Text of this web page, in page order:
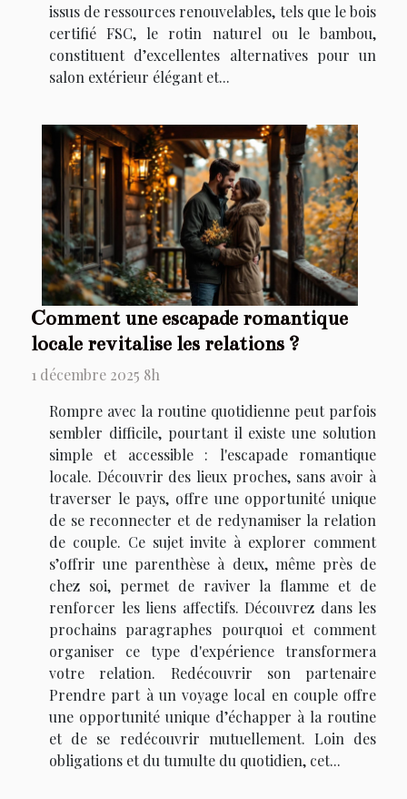
issus de ressources renouvelables, tels que le bois
certifié FSC, le rotin naturel ou le bambou,
constituent d’excellentes alternatives pour un
salon extérieur élégant et...
Comment une escapade romantique
locale revitalise les relations ?
1 décembre 2025 8h
Rompre avec la routine quotidienne peut parfois
sembler difficile, pourtant il existe une solution
simple et accessible : l'escapade romantique
locale. Découvrir des lieux proches, sans avoir à
traverser le pays, offre une opportunité unique
de se reconnecter et de redynamiser la relation
de couple. Ce sujet invite à explorer comment
s’offrir une parenthèse à deux, même près de
chez soi, permet de raviver la flamme et de
renforcer les liens affectifs. Découvrez dans les
prochains paragraphes pourquoi et comment
organiser ce type d'expérience transformera
votre relation. Redécouvrir son partenaire
Prendre part à un voyage local en couple offre
une opportunité unique d’échapper à la routine
et de se redécouvrir mutuellement. Loin des
obligations et du tumulte du quotidien, cet...